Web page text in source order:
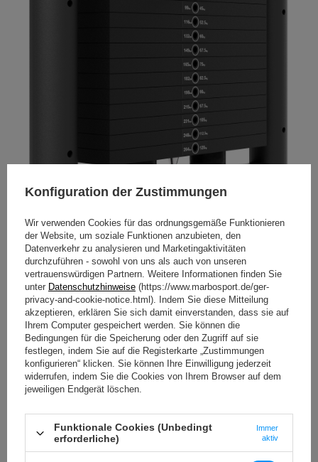
Der Gewichtsstapel umfasst 16 Platten mit jeweils 7,5 kg
Gewicht. Die Gewichte sind in Kilogramm und Pfund
angegeben. Der Steckstift besteht aus Aluminium und
wird mit einem Spiralkabel gesichert.
Oberer Latzug
Die Station hat eine Höhe von 227 cm, so dass auch
Personen mit einer Körpergröße von über 200 cm
problemlos am Latzug trainieren können.
Im Set enthalten ist eine breite, gleichmäßig gebogene
Latzugstange im Design der Station.
Konfiguration der Zustimmungen
Wir verwenden Cookies für das ordnungsgemäße Funktionieren
der Website, um soziale Funktionen anzubieten, den
Datenverkehr zu analysieren und Marketingaktivitäten
durchzuführen - sowohl von uns als auch von unseren
vertrauenswürdigen Partnern. Weitere Informationen finden Sie
unter Datenschutzhinweise (https://www.marbosport.de/ger-
privacy-and-cookie-notice.html). Indem Sie diese Mitteilung
akzeptieren, erklären Sie sich damit einverstanden, dass sie auf
Ihrem Computer gespeichert werden. Sie können die
Bedingungen für die Speicherung oder den Zugriff auf sie
festlegen, indem Sie auf die Registerkarte „Zustimmungen
konfigurieren“ klicken. Sie können Ihre Einwilligung jederzeit
widerrufen, indem Sie die Cookies von Ihrem Browser auf dem
jeweiligen Endgerät löschen.
Funktionale Cookies (Unbedingt
erforderliche)
Immer
aktiv